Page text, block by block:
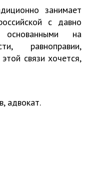
занимает
с давно
основанными на
равноправии,
связи хочется,
адвокат.